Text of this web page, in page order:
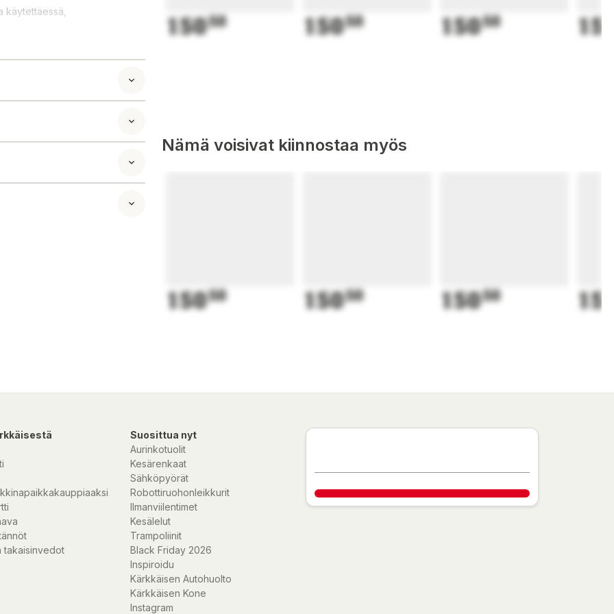
käytettäessä,
att undvika
15050 15050 15050
Nämä voisivat kiinnostaa myös
15050 15050 15050
takaisinvedot
Suosittua nyt
Aurinkotuolit
Kesärenkaat
Sähköpyörät
Robottiruohonleikkurit
Ilmanviilentimet
Kesälelut
Trampoliinit
Black Friday 2026
Inspiroidu
Kärkkäisen Autohuolto
Kärkkäisen Kone
Instagram